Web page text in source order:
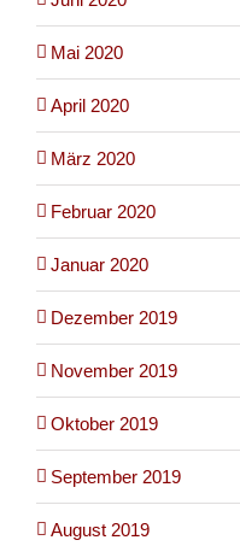
Mai 2020
April 2020
März 2020
Februar 2020
Januar 2020
Dezember 2019
November 2019
Oktober 2019
September 2019
August 2019